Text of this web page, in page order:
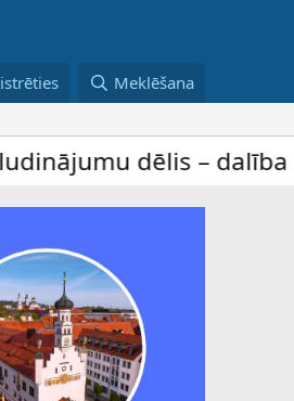
Meklēšana
– dalība ir bez